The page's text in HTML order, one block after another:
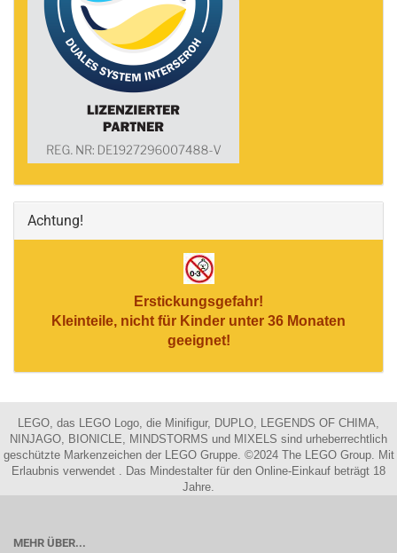
Achtung!
Erstickungsgefahr!
Kleinteile, nicht für Kinder unter 36 Monaten
geeignet!
LEGO, das LEGO Logo, die Minifigur, DUPLO, LEGENDS OF CHIMA,
NINJAGO, BIONICLE, MINDSTORMS und MIXELS sind urheberrechtlich
geschützte Markenzeichen der LEGO Gruppe. ©2024 The LEGO Group. Mit
Erlaubnis verwendet . Das Mindestalter für den Online-Einkauf beträgt 18
Jahre.
MEHR ÜBER...